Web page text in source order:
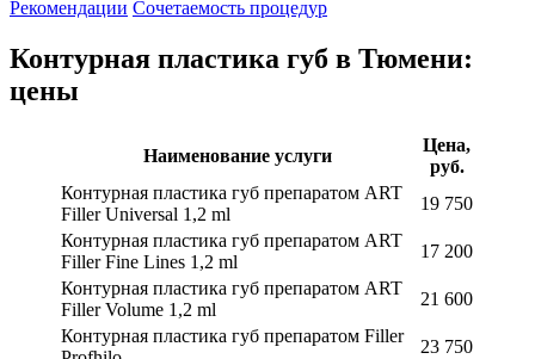
Рекомендации Сочетаемость процедур
Контурная пластика губ в Тюмени:
цены
Наименование услуги
Цена,
руб.
Контурная пластика губ препаратом ART
Filler Universal 1,2 ml
19 750
Контурная пластика губ препаратом ART
Filler Fine Lines 1,2 ml
17 200
Контурная пластика губ препаратом ART
Filler Volume 1,2 ml
21 600
Контурная пластика губ препаратом Filler
23 750